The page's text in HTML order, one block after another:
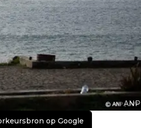
ANP
op Google